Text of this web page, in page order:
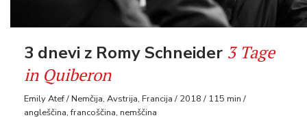
3 dnevi z Romy Schneider 3 Tage
in Quiberon
Emily Atef / Nemčija, Avstrija, Francija / 2018 / 115 min /
angleščina, francoščina, nemščina